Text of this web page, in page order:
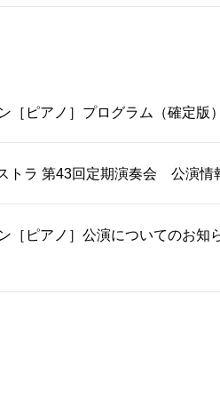
［ピアノ］プログラム（確定版
トラ 第43回定期演奏会 公演情
［ピアノ］公演についてのお知